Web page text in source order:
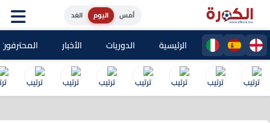
اليوم الغد
الرئيسية الدوريات الأخبار المحترفون